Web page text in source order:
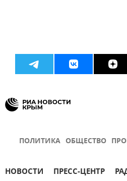
ПОЛИТИКА ОБЩЕСТВО
НОВОСТИ ПРЕСС-ЦЕНТР